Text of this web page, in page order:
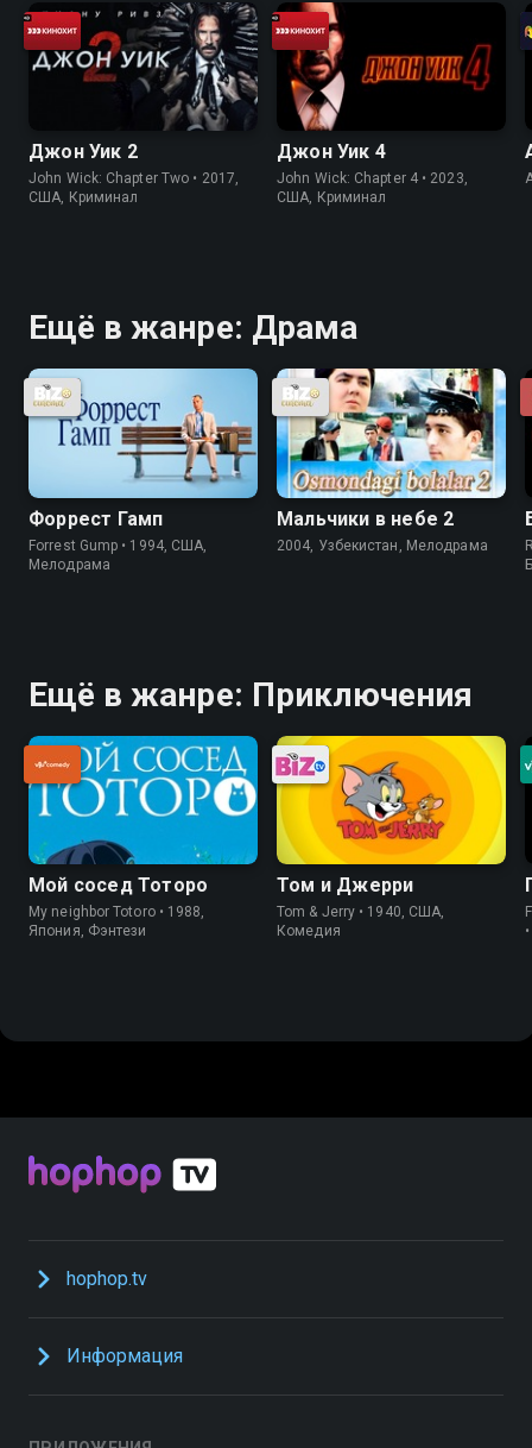
Джон Уик 2
John Wick: Chapter Two • 2017,
США, Криминал
Джон Уик 4
John Wick: Chapter 4 • 2023,
США, Криминал
Ещё в жанре: Драма
Форрест Гамп
Forrest Gump • 1994, США,
Мелодрама
Мальчики в небе 2
2004, Узбекистан, Мелодрама
Ещё в жанре: Приключения
Мой сосед Тоторо
My neighbor Totoro • 1988,
Япония, Фэнтези
Том и Джерри
Tom & Jerry • 1940, США,
Комедия
hophop.tv
Информация